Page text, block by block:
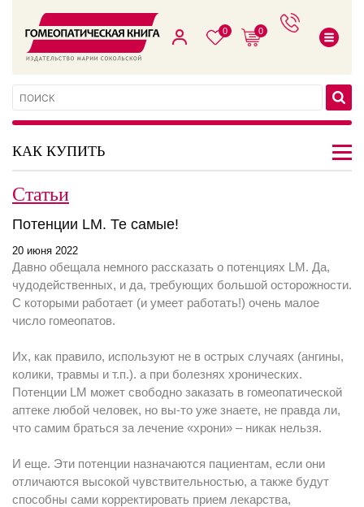
0 0
КАК КУПИТЬ
Статьи
Потенции LM. Те самые!
20 июня 2022
Давно обещала немного рассказать о потенциях LM. Да,
чудодейственных, и да, требующих большой осторожности.
С которыми работает (и умеет работать!) очень малое
число гомеопатов.
Их, как правило, используют не в острых случаях (ангины,
колики, травмы и т.п.). а при болезнях хронических.
Потенции LM может свободно заказать в гомеопатической
аптеке любой человек, но вы-то уже знаете, не правда ли,
что самим браться за лечение «хрони» – никак нельзя.
И еще. Эти потенции назначаются пациентам, если они
отличаются высокой чувствительностью, а также будут
способны сами корректировать прием лекарства,